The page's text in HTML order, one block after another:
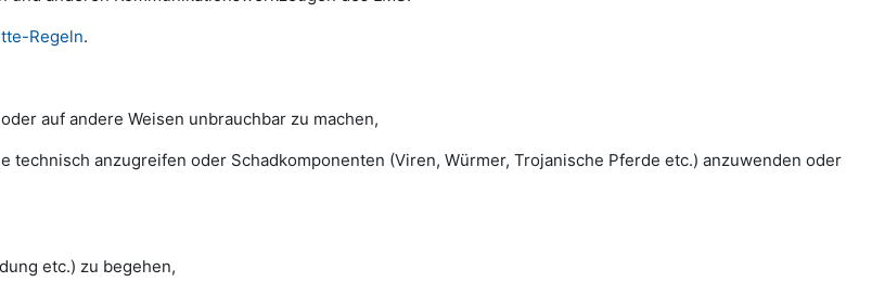
Regeln.
auf andere Weisen unbrauchbar zu machen,
anzugreifen oder Schadkomponenten (Viren, Würmer, Trojanische Pferde etc.) anzuwenden oder
etc.) zu begehen,